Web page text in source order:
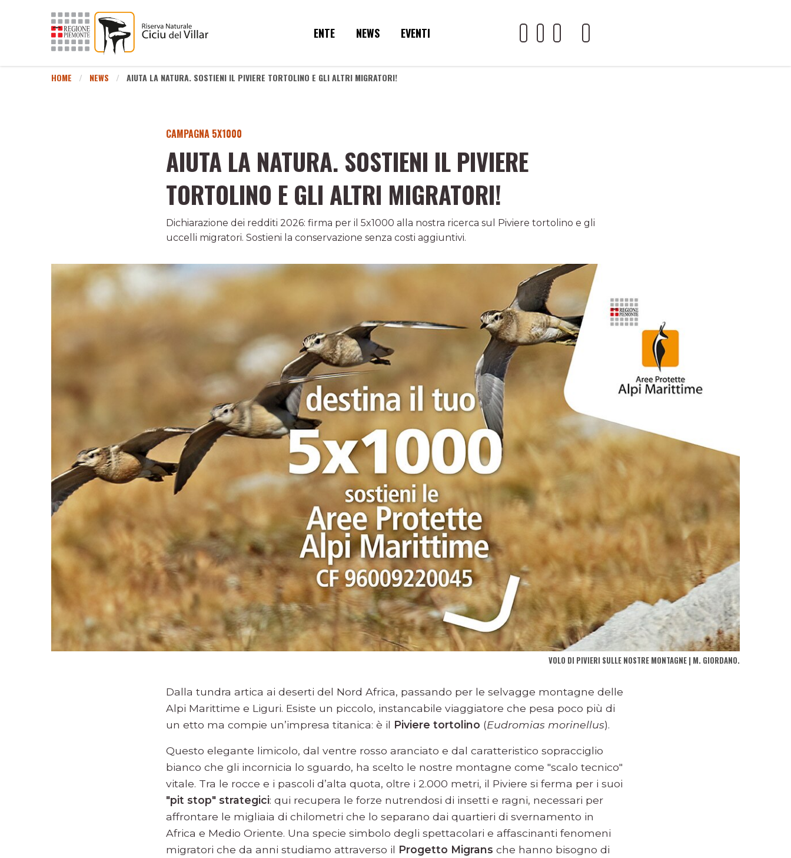
ENTE NEWS EVENTI
HOME NEWS AIUTA LA NATURA. SOSTIENI IL PIVIERE TORTOLINO E GLI ALTRI MIGRATORI!
CAMPAGNA 5X1000
AIUTA LA NATURA. SOSTIENI IL PIVIERE
TORTOLINO E GLI ALTRI MIGRATORI!
Dichiarazione dei redditi 2026: firma per il 5x1000 alla nostra ricerca sul Piviere tortolino e gli
uccelli migratori. Sostieni la conservazione senza costi aggiuntivi.
VOLO DI PIVIERI SULLE NOSTRE MONTAGNE | M. GIORDANO.
Dalla tundra artica ai deserti del Nord Africa, passando per le selvagge montagne delle
Alpi Marittime e Liguri. Esiste un piccolo, instancabile viaggiatore che pesa poco più di
un etto ma compie un’impresa titanica: è il Piviere tortolino (Eudromias morinellus).
Questo elegante limicolo, dal ventre rosso aranciato e dal caratteristico sopracciglio
bianco che gli incornicia lo sguardo, ha scelto le nostre montagne come "scalo tecnico"
vitale. Tra le rocce e i pascoli d’alta quota, oltre i 2.000 metri, il Piviere si ferma per i suoi
"pit stop" strategici: qui recupera le forze nutrendosi di insetti e ragni, necessari per
affrontare le migliaia di chilometri che lo separano dai quartieri di svernamento in
Africa e Medio Oriente. Una specie simbolo degli spettacolari e affascinanti fenomeni
migratori che da anni studiamo attraverso il Progetto Migrans che hanno bisogno di